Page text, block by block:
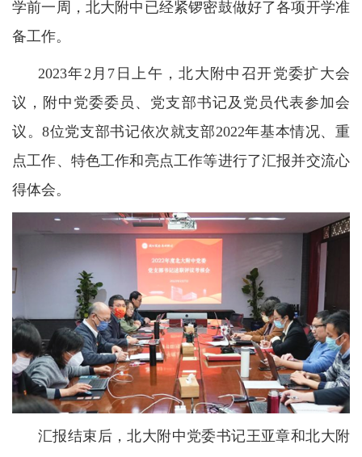
学前一周，北大附中已经紧锣密鼓做好了各项开学准
备工作。
2023年2月7日上午，北大附中召开党委扩大会
议，附中党委委员、党支部书记及党员代表参加会
议。8位党支部书记依次就支部2022年基本情况、重
点工作、特色工作和亮点工作等进行了汇报并交流心
得体会。
汇报结束后，北大附中党委书记王亚章和北大附